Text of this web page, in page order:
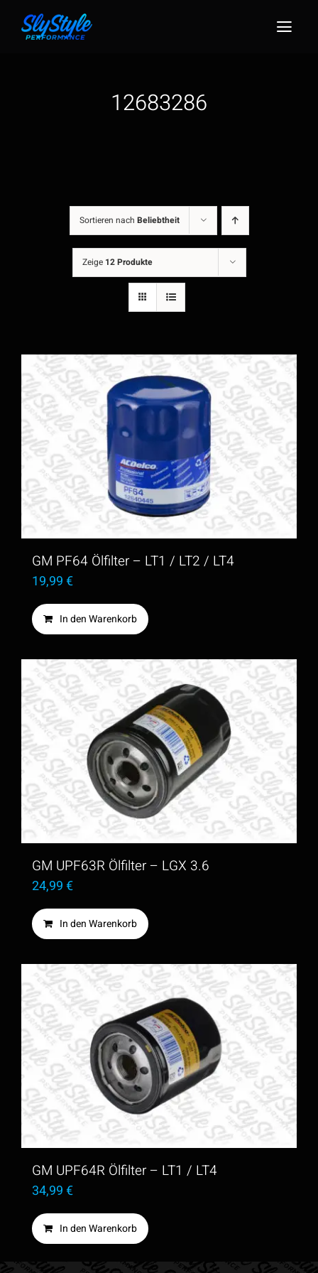
Inhalt
12683286
Sortieren nach Beliebtheit
Zeige 12 Produkte
GM PF64 Ölfilter – LT1 / LT2 / LT4
19,99€
In den Warenkorb
GM UPF63R Ölfilter – LGX 3.6
24,99€
In den Warenkorb
GM UPF64R Ölfilter – LT1 / LT4
34,99€
In den Warenkorb